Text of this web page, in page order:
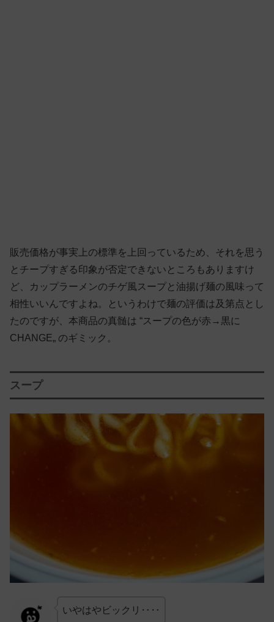
販売価格が事実上の標準を上回っているため、それを思う
とチープすぎる印象が否定できないところもありますけ
ど、カップラーメンのチゲ風スープと油揚げ麺の風味って
相性いいんですよね。というわけで麺の評価は及第点とし
たのですが、本商品の真髄は “スープの色が赤→黒に
CHANGE„ のギミック。
スープ
いやはやビックリ‥‥